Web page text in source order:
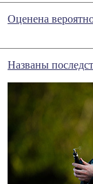
Оценена
Названы